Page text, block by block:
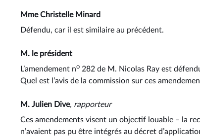
Mme Christelle Minard
Défendu, car il est similaire au précédent.
M. le président
L’amendement no 282 de M. Nicolas Ray est
Quel est l’avis de la commission sur ces
M. Julien Dive, rapporteur
Ces amendements visent un objectif louable –⁠ la
n’avaient pas pu être intégrés au décret